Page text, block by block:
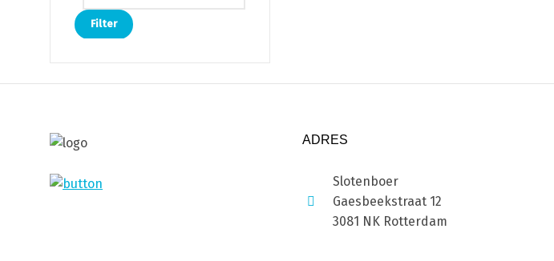
Filter
ADRES
Slotenboer
Gaesbeekstraat 12
3081 NK Rotterdam